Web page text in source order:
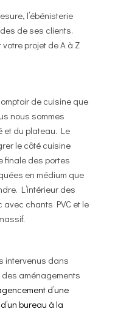
l’ébénisterie
de ses clients.
projet de A à Z
de cuisine que
nous sommes
et du plateau. Le
le côté cuisine
finale des portes
en médium que
L’intérieur des
avec chants PVC et le
intervenus dans
aménagements
d’une
bureau à la